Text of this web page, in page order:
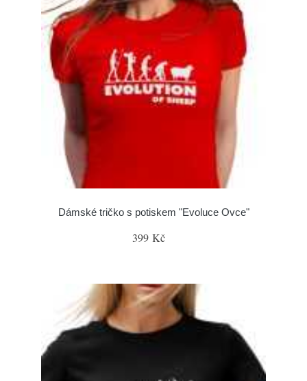
Dámské tričko s potiskem "Evoluce Ovce"
399 Kč